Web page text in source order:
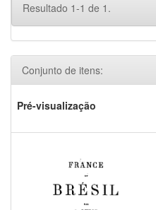
Resultado 1-1 de 1.
Conjunto de itens:
Pré-visualização